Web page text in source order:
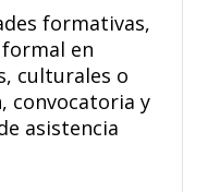
formativas,
en
culturales o
convocatoria y
asistencia